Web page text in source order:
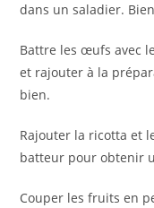
dans un saladier.
Battre les œufs avec
et rajouter à la
bien.
Rajouter la ricotta et
batteur pour obtenir
Couper les fruits en